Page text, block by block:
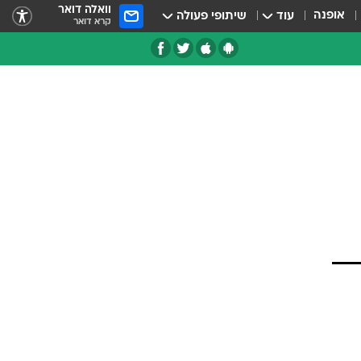
אופנה עוד שיתופי פעולה וואלה דואר
קרא דואר